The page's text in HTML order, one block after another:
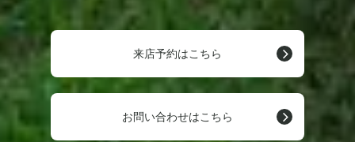
来店予約はこちら
お問い合わせはこちら